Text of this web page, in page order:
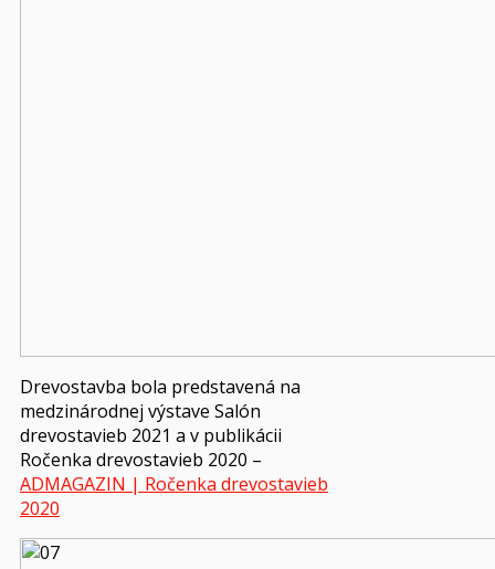
Drevostavba bola predstavená na
medzinárodnej výstave Salón
drevostavieb 2021 a v publikácii
Ročenka drevostavieb 2020 –
ADMAGAZIN | Ročenka drevostavieb
2020